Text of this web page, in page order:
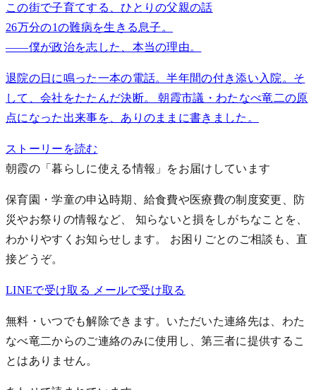
この街で子育てする、ひとりの父親の話
26万分の1の難病を生きる息子。
——僕が政治を志した、本当の理由。
退院の日に鳴った一本の電話。半年間の付き添い入院。そ
して、会社をたたんだ決断。 朝霞市議・わたなべ竜二の原
点になった出来事を、ありのままに書きました。
ストーリーを読む
朝霞の「暮らしに使える情報」をお届けしています
保育園・学童の申込時期、給食費や医療費の制度変更、防
災やお祭りの情報など、 知らないと損をしがちなことを、
わかりやすくお知らせします。 お困りごとのご相談も、直
接どうぞ。
LINEで受け取る メールで受け取る
無料・いつでも解除できます。いただいた連絡先は、わた
なべ竜二からのご連絡のみに使用し、第三者に提供するこ
とはありません。